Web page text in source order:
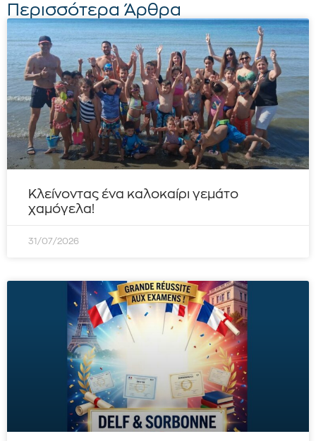
Περισσότερα Άρθρα
Κλείνοντας ένα καλοκαίρι γεμάτο
χαμόγελα!
31/07/2026